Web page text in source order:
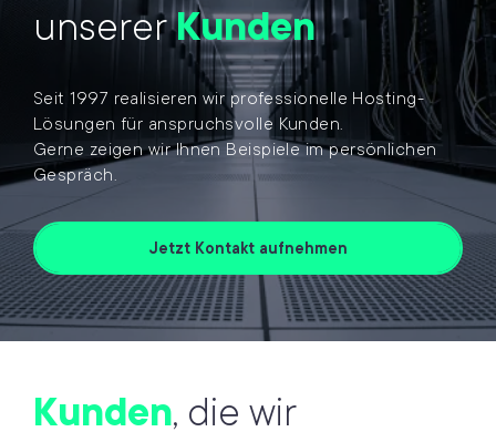
unsererKunden
Seit 1997 realisieren wir professionelle Hosting-
Lösungen für anspruchsvolle Kunden.
Gerne zeigen wir Ihnen Beispiele im persönlichen
Gespräch.
Jetzt Kontakt aufnehmen
Kunden, die wir